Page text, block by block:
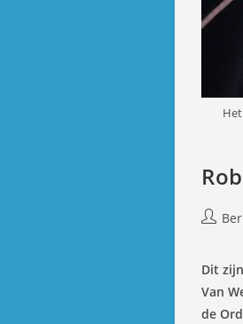
Bericht
Dit
Van
de